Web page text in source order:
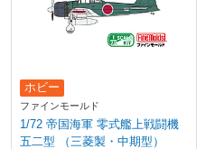
ホビー
ファインモールド
1/72 帝国海軍 零式艦上戦闘機
五二型 （三菱製・中期型）